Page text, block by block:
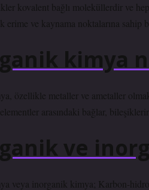
kovalent bağlı moleküllerdir ve
erime ve kaynama noktalarına
kimya
özellikle metaller ve ametaller
arasındaki bağlar,
ve
veya inorganik kimya; Karbon-